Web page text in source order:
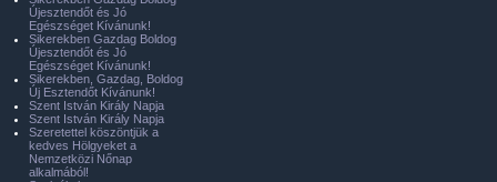
Újesztendőt és Jó
Egészséget Kívánunk!
Sikerekben Gazdag Boldog
Újesztendőt és Jó
Egészséget Kívánunk!
Sikerekben, Gazdag, Boldog
Új Esztendőt Kívánunk!
Szent István Király Napja
Szent István Király Napja
Szeretettel köszöntjük a
kedves Hölgyeket a
Nemzetközi Nőnap
alkalmából!